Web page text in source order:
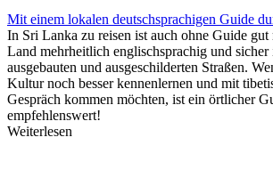
Mit einem lokalen deutschsprachigen Guide
In Sri Lanka zu reisen ist auch ohne Guide gut
Land mehrheitlich englischsprachig und sicher
ausgebauten und ausgeschilderten Straßen.
Kultur noch besser kennenlernen und mit
Gespräch kommen möchten, ist ein örtlicher
empfehlenswert!
Weiterlesen